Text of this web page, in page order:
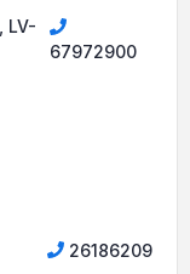
LV-
67972900
26186209